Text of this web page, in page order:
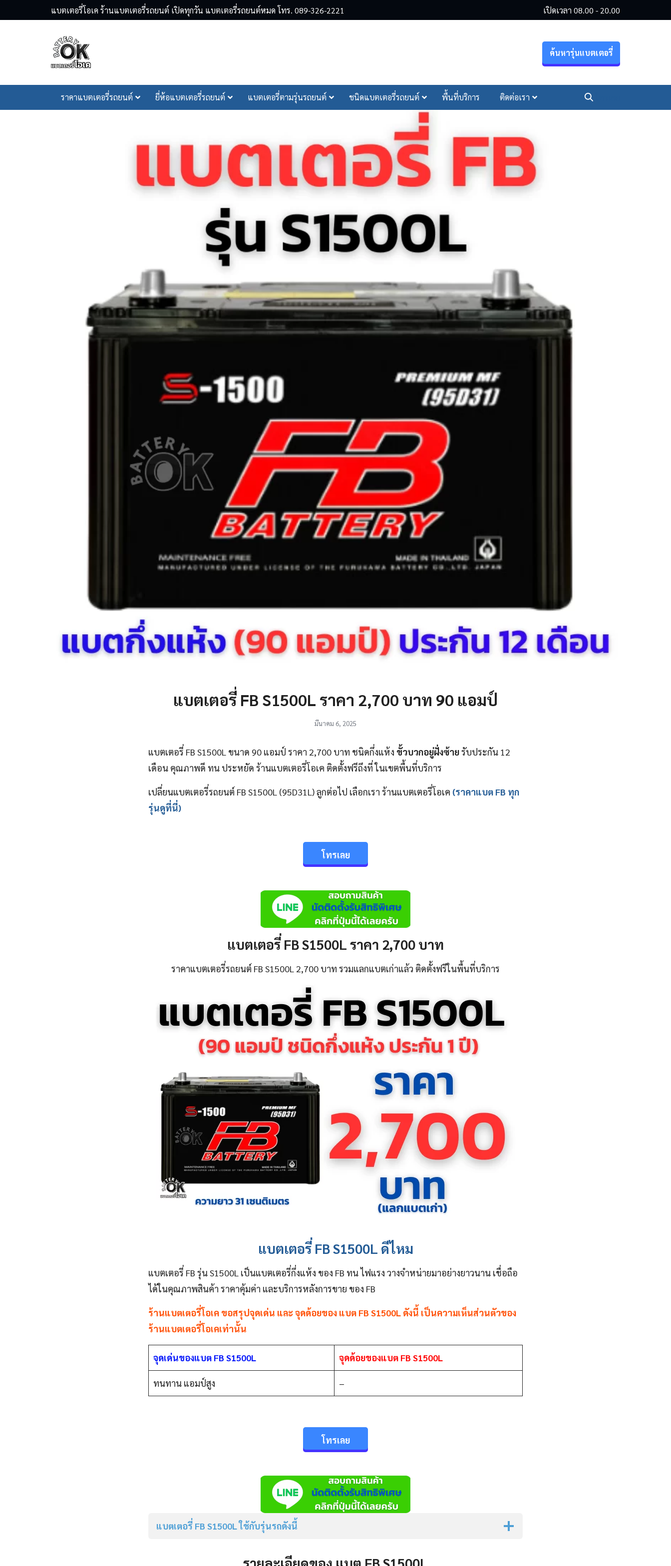
to
แบตเตอรี่โอเค ร้านแบตเตอรี่รถยนต์ เปิดทุกวัน แบตเตอรี่รถยนต์หมด โทร. 089-326-2221 เปิดเวลา 08.00 - 20.00
ค้นหารุ่นแบตเตอรี่
ราคาแบตเตอรี่รถยนต์ ยี่ห้อแบตเตอรี่รถยนต์ แบตเตอรี่ตามรุ่นรถยนต์ ชนิดแบตเตอรี่รถยนต์ พื้นที่บริการ ติดต่อเรา
Search
แบตเตอรี่ FB S1500L ราคา 2,700 บาท 90 แอมป์
มีนาคม 6, 2025
แบตเตอรี่ FB S1500L ขนาด 90 แอมป์ ราคา 2,700 บาท ชนิดกึ่งแห้ง ขั้วบวกอยู่ฝั่งซ้ายรับประกัน 12
เดือน คุณภาพดี ทน ประหยัด ร้านแบตเตอรี่โอเค ติดตั้งฟรีถึงที่ ในเขตพื้นที่บริการ
เปลี่ยนแบตเตอรี่รถยนต์ FB S1500L (95D31L) ลูกต่อไป เลือกเรา ร้านแบตเตอรี่โอเค (ราคาแบต FB ทุก
รุ่นดูที่นี่)
โทรเลย
แบตเตอรี่ FB S1500L ราคา 2,700 บาท
ราคาแบตเตอรี่รถยนต์ FB S1500L 2,700 บาท รวมแลกแบตเก่าแล้ว ติดตั้งฟรีในพื้นที่บริการ
แบตเตอรี่ FB S1500L ดีไหม
แบตเตอรี่ FB รุ่น S1500L เป็นแบตเตอรี่กึ่งแห้ง ของ FB ทน ไฟแรง วางจำหน่ายมาอย่างยาวนาน เชื่อถือ
ได้ในคุณภาพสินค้า ราคาคุ้มค่า และบริการหลังการขาย ของ FB
ร้านแบตเตอรี่โอเค ขอสรุปจุดเด่น และ จุดด้อยของ แบต FB S1500L ดังนี้ เป็นความเห็นส่วนตัวของ
ร้านแบตเตอรี่โอเคเท่านั้น
จุดเด่นของแบต FB S1500L จุดด้อยของแบต FB S1500L
ทนทาน แอมป์สูง –
โทรเลย
แบตเตอรี่ FB S1500Lใช้กับรุ่นรถดังนี้